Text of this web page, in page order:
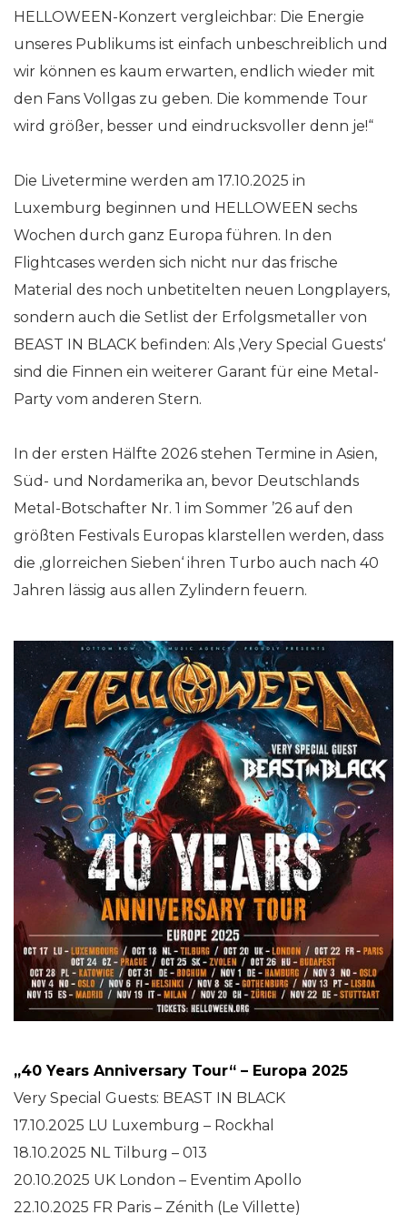
HELLOWEEN-Konzert vergleichbar: Die Energie
unseres Publikums ist einfach unbeschreiblich und
wir können es kaum erwarten, endlich wieder mit
den Fans Vollgas zu geben. Die kommende Tour
wird größer, besser und eindrucksvoller denn je!“
Die Livetermine werden am 17.10.2025 in
Luxemburg beginnen und HELLOWEEN sechs
Wochen durch ganz Europa führen. In den
Flightcases werden sich nicht nur das frische
Material des noch unbetitelten neuen Longplayers,
sondern auch die Setlist der Erfolgsmetaller von
BEAST IN BLACK befinden: Als ‚Very Special Guests‘
sind die Finnen ein weiterer Garant für eine Metal-
Party vom anderen Stern.
In der ersten Hälfte 2026 stehen Termine in Asien,
Süd- und Nordamerika an, bevor Deutschlands
Metal-Botschafter Nr. 1 im Sommer ’26 auf den
größten Festivals Europas klarstellen werden, dass
die ‚glorreichen Sieben‘ ihren Turbo auch nach 40
Jahren lässig aus allen Zylindern feuern.
„40 Years Anniversary Tour“ – Europa 2025
Very Special Guests: BEAST IN BLACK
17.10.2025 LU Luxemburg – Rockhal
18.10.2025 NL Tilburg – 013
20.10.2025 UK London – Eventim Apollo
22.10.2025 FR Paris – Zénith (Le Villette)